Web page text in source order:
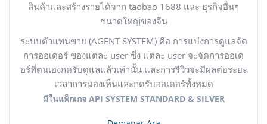
สินค้าและสร้างรายได้จาก taobao 1688 และ ธุรกิจอื่นๆ
ขนาดใหญ่ของจีน
ระบบตัวแทนขาย (AGENT SYSTEM) คือ การแบ่งการดูแลจัด
การออเดอร์ ของแต่ละ user ซึ่ง แต่ละ user จะจัดการออเด
อร์ที่ตนเองกดรับดูแลแล้วเท่านั้น และการรีวิวจะมีผลต่อระยะ
เวลาการมองเห็นและกดรับออเดอร์ทั้งหมด
มีในแพ็กเกจ API SYSTEM STANDARD & SILVER